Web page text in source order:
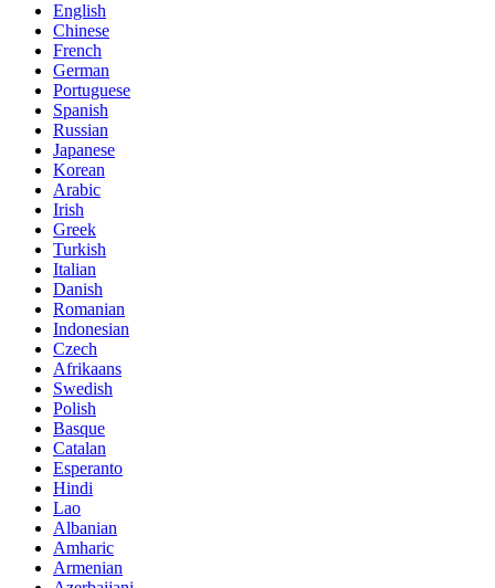
English
Chinese
French
German
Portuguese
Spanish
Russian
Japanese
Korean
Arabic
Irish
Greek
Turkish
Italian
Danish
Romanian
Indonesian
Czech
Afrikaans
Swedish
Polish
Basque
Catalan
Esperanto
Hindi
Lao
Albanian
Amharic
Armenian